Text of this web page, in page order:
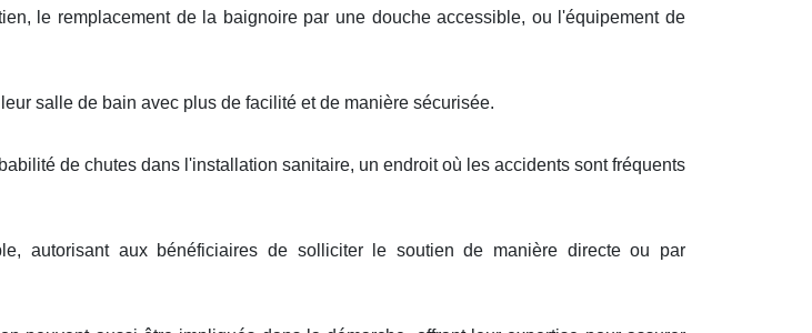
le remplacement de la baignoire par une douche accessible, ou l'équipement de
salle de bain avec plus de facilité et de manière sécurisée.
de chutes dans l'installation sanitaire, un endroit où les accidents sont fréquents
autorisant aux bénéficiaires de solliciter le soutien de manière directe ou par